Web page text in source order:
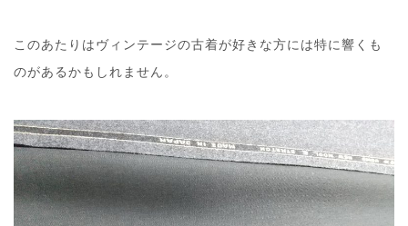
このあたりはヴィンテージの古着が好きな方には特に響くも
のがあるかもしれません。